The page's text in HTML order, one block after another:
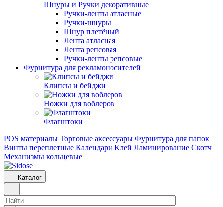
Шнуры и Ручки декоративные
Ручки-ленты атласные
Ручки-шнуры
Шнур плетёный
Лента атласная
Лента репсовая
Ручки-ленты репсовые
Фурнитура для рекламоносителей
Клипсы и бeйджи
Ножки для воблеров
Флагштоки
POS материалы Торговые аксессуары Фурнитура для папок
Винты переплетные Календари Клей Ламинирование Скотч
Механизмы кольцевые
Каталог